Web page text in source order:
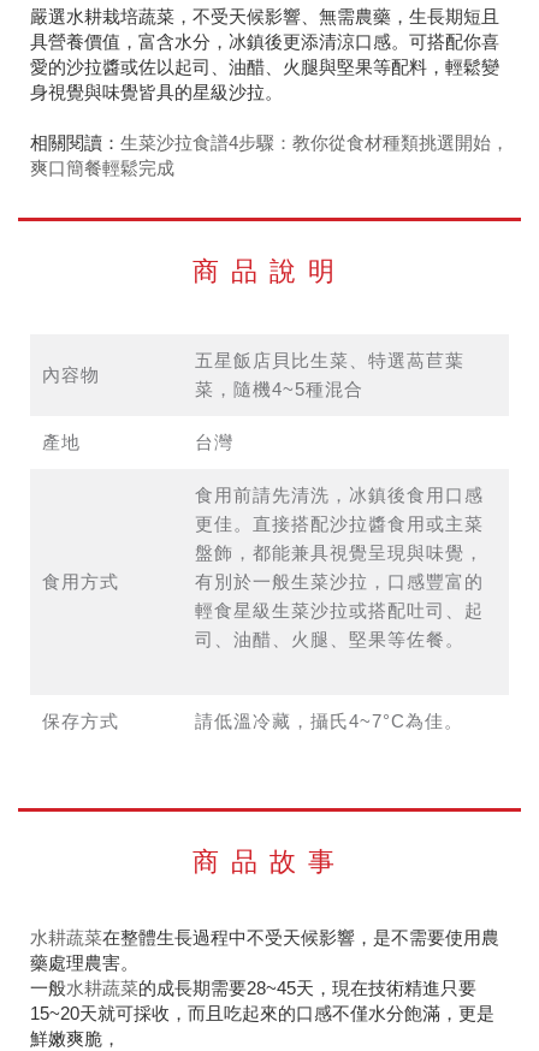
嚴選水耕栽培蔬菜，不受天候影響、無需農藥，生長期短且
具營養價值，富含水分，冰鎮後更添清涼口感。可搭配你喜
愛的沙拉醬或佐以起司、油醋、火腿與堅果等配料，輕鬆變
身視覺與味覺皆具的星級沙拉。
相關閱讀： 生菜沙拉食譜4步驟：教你從食材種類挑選開始，
爽口簡餐輕鬆完成
商品說明
內容物
五星飯店貝比生菜、特選萵苣葉
菜，隨機4~5種混合
產地 台灣
食用方式
食用前請先清洗，冰鎮後食用口感
更佳。直接搭配沙拉醬食用或主菜
盤飾，都能兼具視覺呈現與味覺，
有別於一般生菜沙拉，口感豐富的
輕食星級生菜沙拉或搭配吐司、起
司、油醋、火腿、堅果等佐餐。
保存方式 請低溫冷藏，攝氏4~7°C為佳。
商品故事
水耕蔬菜在整體生長過程中不受天候影響，是不需要使用農
藥處理農害。
一般水耕蔬菜的成長期需要28~45天，現在技術精進只要
15~20天就可採收，而且吃起來的口感不僅水分飽滿，更是
鮮嫩爽脆，